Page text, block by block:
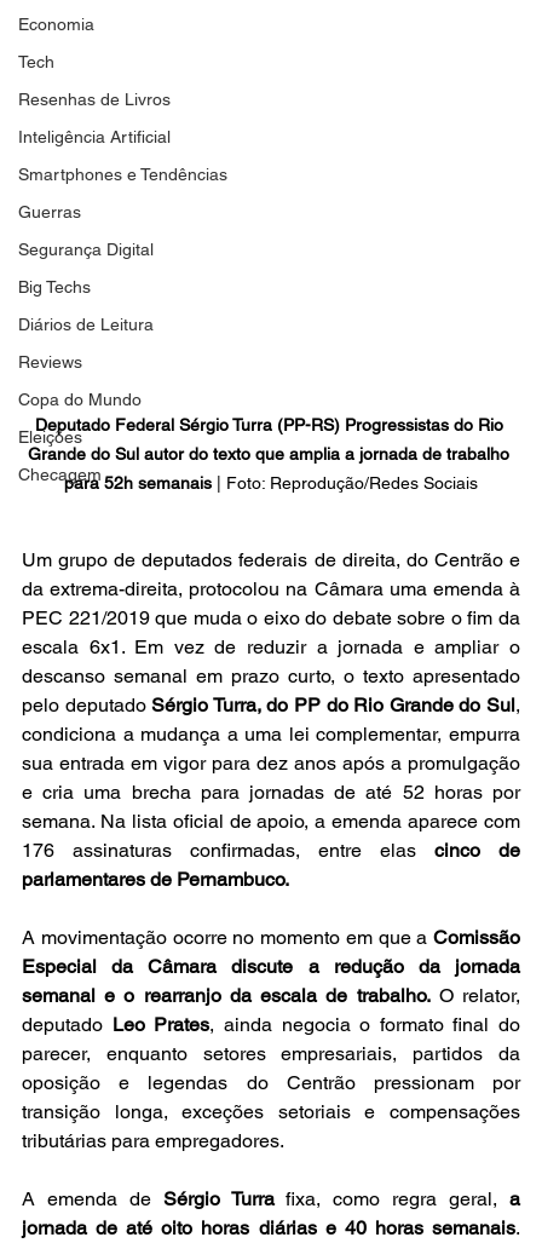
Economia
Tech
Resenhas de Livros
Inteligência Artificial
Smartphones e Tendências
Guerras
Segurança Digital
Big Techs
Diários de Leitura
Reviews
Copa do Mundo
Eleições
Checagem
Deputado Federal Sérgio Turra (PP-RS) Progressistas do Rio
Grande do Sul autor do texto que amplia a jornada de trabalho
para 52h semanais | Foto: Reprodução/Redes Sociais
Um grupo de deputados federais de direita, do Centrão e
da extrema-direita, protocolou na Câmara uma emenda à
PEC 221/2019 que muda o eixo do debate sobre o fim da
escala 6x1. Em vez de reduzir a jornada e ampliar o
descanso semanal em prazo curto, o texto apresentado
pelo deputado Sérgio Turra, do PP do Rio Grande do Sul,
condiciona a mudança a uma lei complementar, empurra
sua entrada em vigor para dez anos após a promulgação
e cria uma brecha para jornadas de até 52 horas por
semana. Na lista oficial de apoio, a emenda aparece com
176 assinaturas confirmadas, entre elas cinco de
parlamentares de Pernambuco.
A movimentação ocorre no momento em que a Comissão
Especial da Câmara discute a redução da jornada
semanal e o rearranjo da escala de trabalho. O relator,
deputado Leo Prates, ainda negocia o formato final do
parecer, enquanto setores empresariais, partidos da
oposição e legendas do Centrão pressionam por
transição longa, exceções setoriais e compensações
tributárias para empregadores.
A emenda de Sérgio Turra fixa, como regra geral, a
jornada de até oito horas diárias e 40 horas semanais.